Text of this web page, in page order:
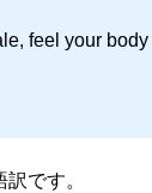
feel your
です。